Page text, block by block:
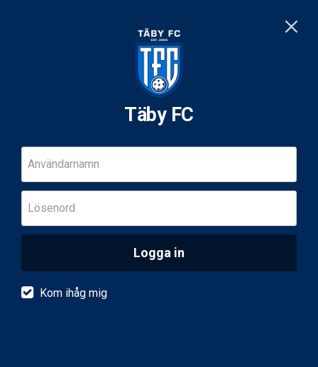
Täby FC
Användarnamn
Lösenord
Logga in
Kom ihåg mig